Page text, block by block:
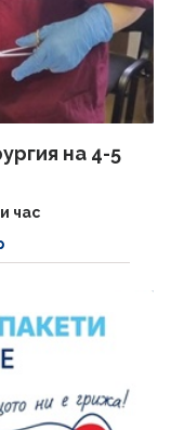
на 4-5
час